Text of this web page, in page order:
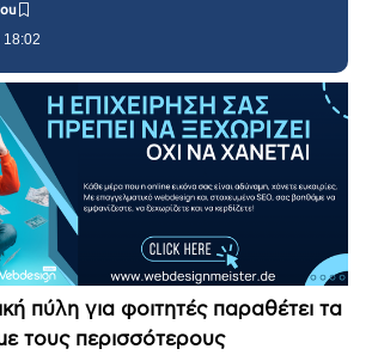
18:02
πύλη για φοιτητές παραθέτει τα
τους περισσότερους